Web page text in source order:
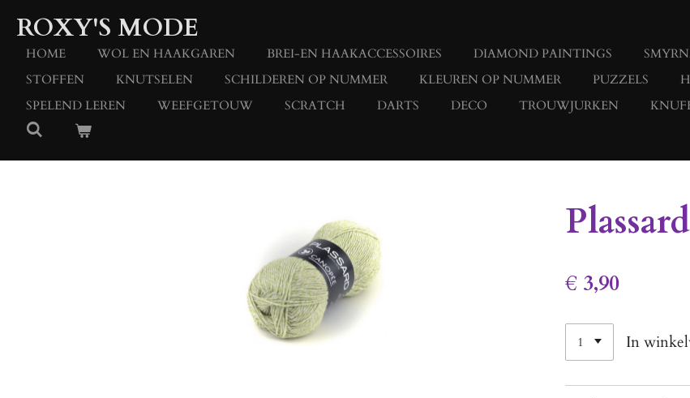
Ga
direct
naar
hoofdinhoud
ROXY'S MODE
HOME WOL EN HAAKGAREN BREI-EN HAAKACCESSOIRES DIAMOND PAINTINGS
STOFFEN
KNUTSELEN SCHILDEREN OP NUMMER KLEUREN OP NUMMER PUZZELS
SPELEND LEREN
WEEFGETOUW SCRATCH DARTS DECO TROUWJURKEN
€ 3,90
In